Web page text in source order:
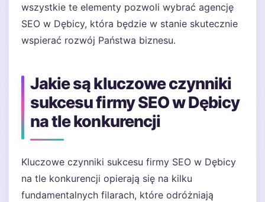
wszystkie te elementy pozwoli wybrać agencję
SEO w Dębicy, która będzie w stanie skutecznie
wspierać rozwój Państwa biznesu.
Jakie są kluczowe czynniki
sukcesu firmy SEO w Dębicy
na tle konkurencji
Kluczowe czynniki sukcesu firmy SEO w Dębicy
na tle konkurencji opierają się na kilku
fundamentalnych filarach, które odróżniają